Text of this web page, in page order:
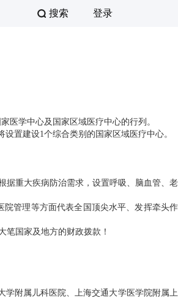
登录
搜索
医学中心及国家区域医疗中心的行列。
置建设1个综合类别的国家区域医疗中心。
据重大疾病防治需求，设置呼吸、脑血管、老
管理等方面代表全国顶尖水平、发挥牵头作
国家及地方的财政拨款！
学附属儿科医院、上海交通大学医学院附属上